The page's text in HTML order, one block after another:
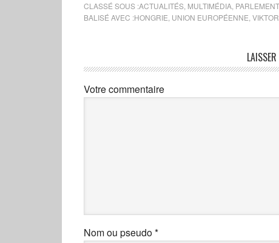
CLASSÉ SOUS :ACTUALITÉS MULTIMÉDIA
BALISÉ AVEC :HONGRIE UNION EUROPÉENNE
Votre commentaire
Nom ou pseudo*